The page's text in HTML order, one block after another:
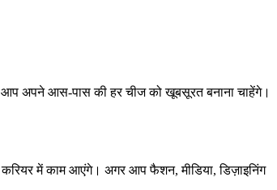
अपने आस-पास की हर चीज को खूबसूरत बनाना चाहेंगे।
में काम आएंगे। अगर आप फैशन, मीडिया, डिज़ाइनिंग